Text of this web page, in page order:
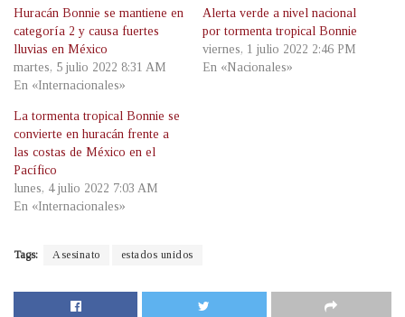
Huracán Bonnie se mantiene en
categoría 2 y causa fuertes
lluvias en México
martes, 5 julio 2022 8:31 AM
En «Internacionales»
Alerta verde a nivel nacional
por tormenta tropical Bonnie
viernes, 1 julio 2022 2:46 PM
En «Nacionales»
La tormenta tropical Bonnie se
convierte en huracán frente a
las costas de México en el
Pacífico
lunes, 4 julio 2022 7:03 AM
En «Internacionales»
Tags: Asesinato estados unidos